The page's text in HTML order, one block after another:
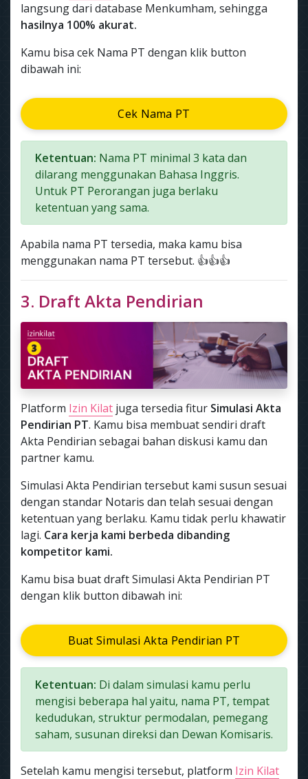
langsung dari database Menkumham, sehingga
hasilnya 100% akurat.
Kamu bisa cek Nama PT dengan klik button
dibawah ini:
Cek Nama PT
Ketentuan: Nama PT minimal 3 kata dan
dilarang menggunakan Bahasa Inggris.
Untuk PT Perorangan juga berlaku
ketentuan yang sama.
Apabila nama PT tersedia, maka kamu bisa
menggunakan nama PT tersebut. 👍👍👍
3. Draft Akta Pendirian
Platform Izin Kilat juga tersedia fitur Simulasi Akta
Pendirian PT. Kamu bisa membuat sendiri draft
Akta Pendirian sebagai bahan diskusi kamu dan
partner kamu.
Simulasi Akta Pendirian tersebut kami susun sesuai
dengan standar Notaris dan telah sesuai dengan
ketentuan yang berlaku. Kamu tidak perlu khawatir
lagi. Cara kerja kami berbeda dibanding
kompetitor kami.
Kamu bisa buat draft Simulasi Akta Pendirian PT
dengan klik button dibawah ini:
Buat Simulasi Akta Pendirian PT
Ketentuan: Di dalam simulasi kamu perlu
mengisi beberapa hal yaitu, nama PT, tempat
kedudukan, struktur permodalan, pemegang
saham, susunan direksi dan Dewan Komisaris.
Setelah kamu mengisi tersebut, platform Izin Kilat